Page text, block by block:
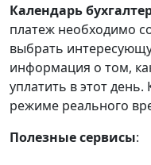
Календарь
платеж необходимо
выбрать
информация о том,
уплатить в этот
режиме реального
Полезные сервисы: